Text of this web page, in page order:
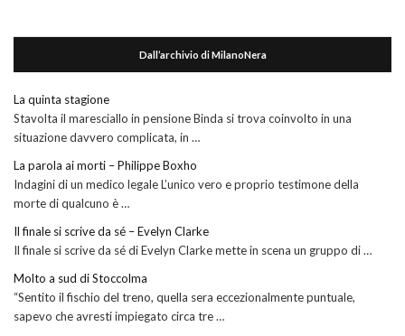
Dall’archivio di MilanoNera
La quinta stagione
Stavolta il maresciallo in pensione Binda si trova coinvolto in una
situazione davvero complicata, in …
La parola ai morti – Philippe Boxho
Indagini di un medico legale L’unico vero e proprio testimone della
morte di qualcuno è …
Il finale si scrive da sé – Evelyn Clarke
Il finale si scrive da sé di Evelyn Clarke mette in scena un gruppo di …
Molto a sud di Stoccolma
“Sentito il fischio del treno, quella sera eccezionalmente puntuale,
sapevo che avresti impiegato circa tre …